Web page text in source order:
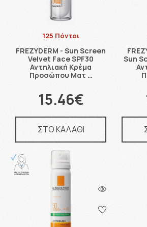
125 Πόντοι
FREZYDERM - Sun Screen
Velvet Face SPF30
Αντηλιακή Κρέμα
Προσώπου Ματ …
15.46€
ΣΤΟ ΚΑΛΑΘΙ
Sun